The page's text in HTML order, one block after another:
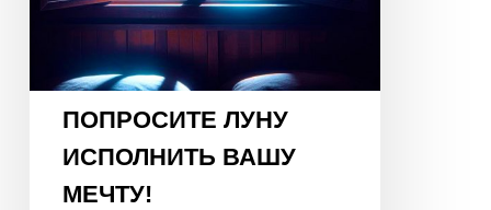
года,
ПОПРОСИТЕ ЛУНУ
ИСПОЛНИТЬ ВАШУ
МЕЧТУ!